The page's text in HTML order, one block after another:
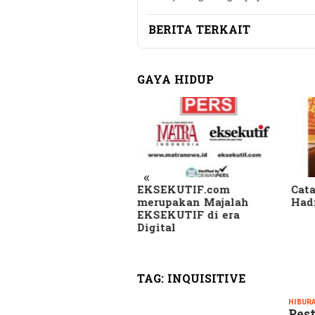
BERITA TERKAIT
GAYA HIDUP
«
Catatan Pinggir Asri
Hadi Sembari Menunggu
TAG: INQUISITIVE